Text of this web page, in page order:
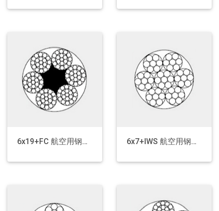
6x19+FC 航空用钢丝绳 6x7+IWS 航空用钢丝绳
索具
铝塑复合带
镀锌钢带
镀铬带